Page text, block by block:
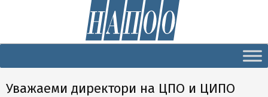
Navigation
Уважаеми директори на ЦПО и ЦИПО